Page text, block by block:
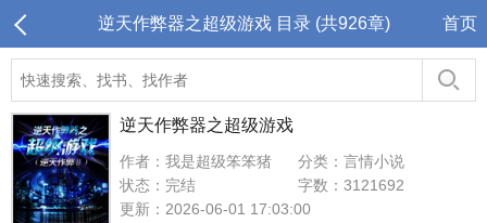
逆天作弊器之超级游戏 目录 (共926章) 首页
逆天作弊器之超级游戏
作者：我是超级笨笨猪
分类：言情小说
状态：完结
字数：3121692
更新：2026-06-01 17:03:00